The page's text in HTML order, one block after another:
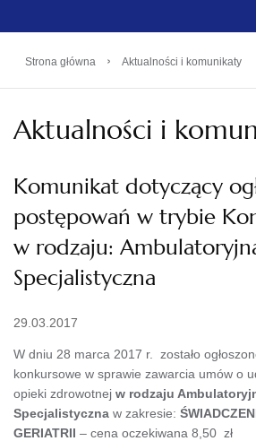
Strona główna › Aktualności i komunikaty
Aktualności i
Komunikat dotyczący
postępowań w trybie
w rodzaju:
Specjalistyczna
29.03.2017
W dniu 28 marca 2017 r. zostało
konkursowe w sprawie zawarcia umów o
opieki zdrowotnej w rodzaju
Specjalistyczna w zakresie:
GERIATRII – cena oczekiwana 8,50 zł